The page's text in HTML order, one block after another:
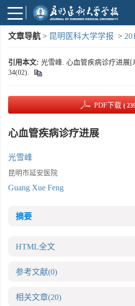
文章导航 > 昆明医科大学学报 >
引用本文: 光雪峰. 心血管疾病诊疗进展
34(02).
PDF下载 (
心血管疾病诊疗进展
光雪峰
昆明市延安医院
Guang Xue Feng
摘要
HTML全文
参考文献(0)
相关文章(20)